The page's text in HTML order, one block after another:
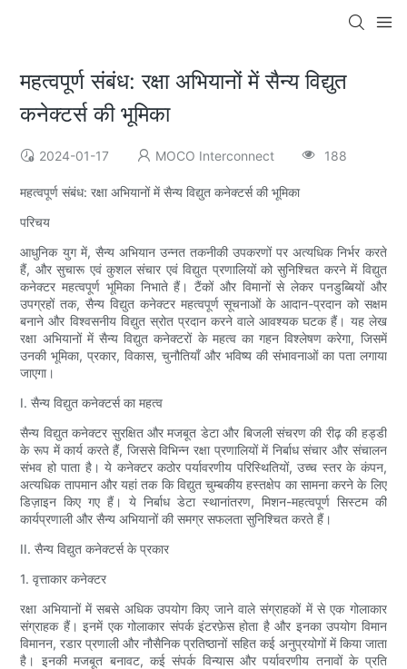
महत्वपूर्ण संबंध: रक्षा अभियानों में सैन्य विद्युत
कनेक्टर्स की भूमिका
2024-01-17 MOCO Interconnect 188
महत्वपूर्ण संबंध: रक्षा अभियानों में सैन्य विद्युत कनेक्टर्स की भूमिका
परिचय
आधुनिक युग में, सैन्य अभियान उन्नत तकनीकी उपकरणों पर अत्यधिक निर्भर करते
हैं, और सुचारू एवं कुशल संचार एवं विद्युत प्रणालियों को सुनिश्चित करने में विद्युत
कनेक्टर महत्वपूर्ण भूमिका निभाते हैं। टैंकों और विमानों से लेकर पनडुब्बियों और
उपग्रहों तक, सैन्य विद्युत कनेक्टर महत्वपूर्ण सूचनाओं के आदान-प्रदान को सक्षम
बनाने और विश्वसनीय विद्युत स्रोत प्रदान करने वाले आवश्यक घटक हैं। यह लेख
रक्षा अभियानों में सैन्य विद्युत कनेक्टरों के महत्व का गहन विश्लेषण करेगा, जिसमें
उनकी भूमिका, प्रकार, विकास, चुनौतियाँ और भविष्य की संभावनाओं का पता लगाया
जाएगा।
I. सैन्य विद्युत कनेक्टर्स का महत्व
सैन्य विद्युत कनेक्टर सुरक्षित और मजबूत डेटा और बिजली संचरण की रीढ़ की हड्डी
के रूप में कार्य करते हैं, जिससे विभिन्न रक्षा प्रणालियों में निर्बाध संचार और संचालन
संभव हो पाता है। ये कनेक्टर कठोर पर्यावरणीय परिस्थितियों, उच्च स्तर के कंपन,
अत्यधिक तापमान और यहां तक ​​कि विद्युत चुम्बकीय हस्तक्षेप का सामना करने के लिए
डिज़ाइन किए गए हैं। ये निर्बाध डेटा स्थानांतरण, मिशन-महत्वपूर्ण सिस्टम की
कार्यप्रणाली और सैन्य अभियानों की समग्र सफलता सुनिश्चित करते हैं।
II. सैन्य विद्युत कनेक्टर्स के प्रकार
1. वृत्ताकार कनेक्टर
रक्षा अभियानों में सबसे अधिक उपयोग किए जाने वाले संग्राहकों में से एक गोलाकार
संग्राहक हैं। इनमें एक गोलाकार संपर्क इंटरफ़ेस होता है और इनका उपयोग विमान
विमानन, रडार प्रणाली और नौसैनिक प्रतिष्ठानों सहित कई अनुप्रयोगों में किया जाता
है। इनकी मजबूत बनावट, कई संपर्क विन्यास और पर्यावरणीय तनावों के प्रति